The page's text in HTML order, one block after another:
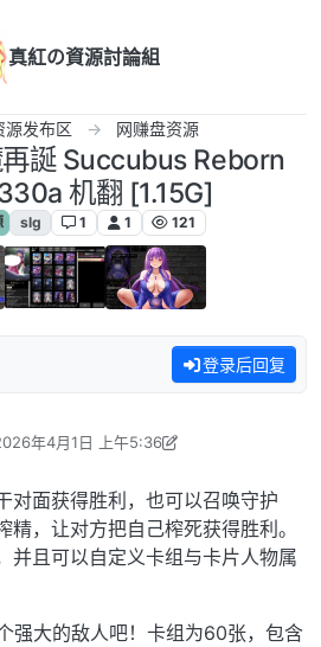
真紅の資源討論組
源发布区 网赚盘资源
誕 Succubus Reborn
机翻 [1.15G]
slg 1 1 121
登录后回复
年4月1日 上午5:36
打打酱油 编辑 2026年4月6日 下午10:28
对面获得胜利，也可以召唤守护
，让对方把自己榨死获得胜利。
并且可以自定义卡组与卡片人物属
强大的敌人吧！卡组为60张，包含